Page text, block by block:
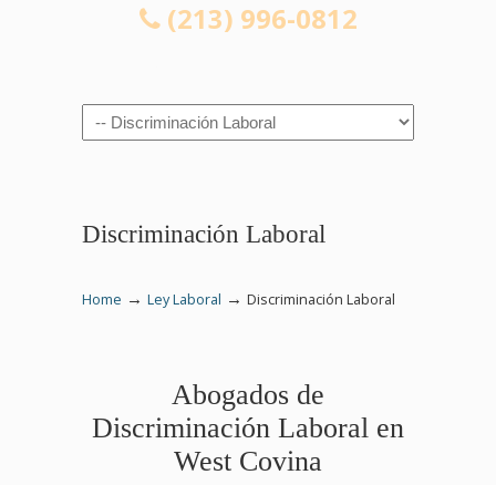
(213) 996-0812
Navigation
Discriminación Laboral
Home → Ley Laboral → Discriminación Laboral
Abogados de
Discriminación Laboral en
West Covina